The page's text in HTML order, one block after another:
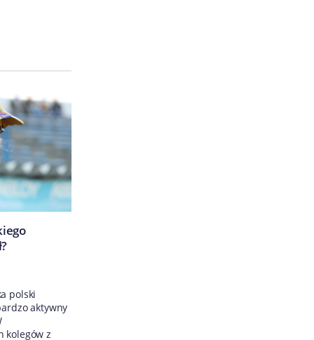
polski
aktywny
kolegów z